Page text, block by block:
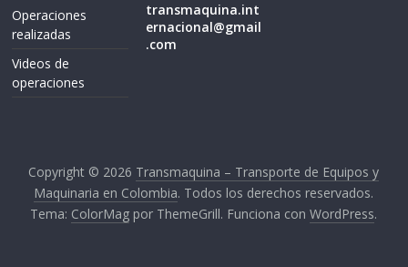
Operaciones
realizadas
Videos de
operaciones
transmaquina.int
ernacional@gmail
.com
Copyright © 2026 Transmaquina – Transporte de Equipos y
Maquinaria en Colombia. Todos los derechos reservados.
Tema: ColorMag por ThemeGrill. Funciona conWordPress.